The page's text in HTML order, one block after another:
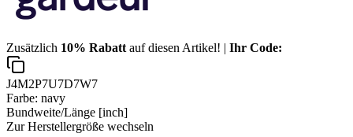
Zusätzlich 10% Rabatt auf diesen Artikel! | Ihr Code:
J4M2P7U7D7W7
Farbe: navy
Bundweite/Länge [inch]
Zur Herstellergröße wechseln